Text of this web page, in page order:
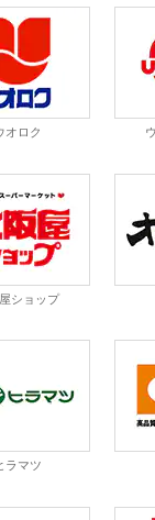
オロク
ショップ
ラマツ